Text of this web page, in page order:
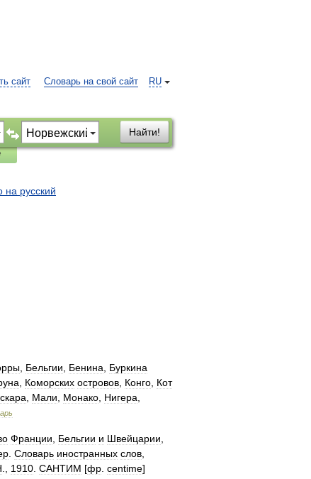
RU
сайт Словарь на свой сайт
Найти!
на русский
Бельгии Бенина
Буркина
Коморских островов Конго Кот
Мали Монако Нигера
Франции Бельгии и Швейцарии
Словарь иностранных слов
1910 САНТИМ [фр centime]